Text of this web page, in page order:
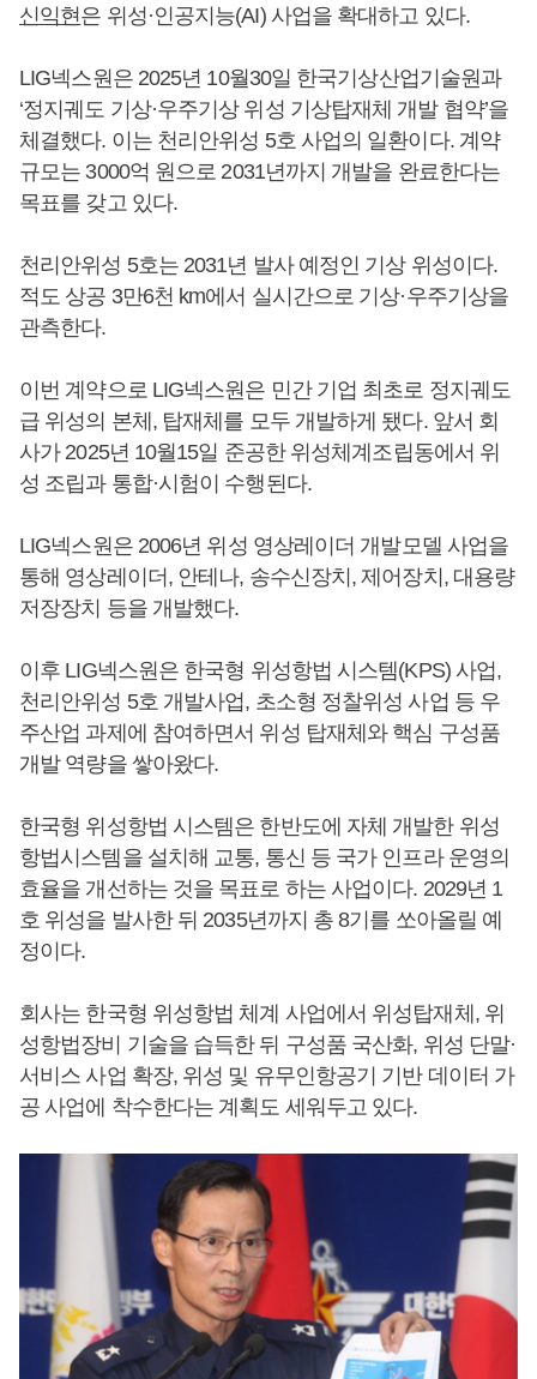
신익현은 위성·인공지능(AI) 사업을 확대하고 있다.
LIG넥스원은 2025년 10월30일 한국기상산업기술원과
‘정지궤도 기상·우주기상 위성 기상탑재체 개발 협약’을
체결했다. 이는 천리안위성 5호 사업의 일환이다. 계약
규모는 3000억 원으로 2031년까지 개발을 완료한다는
목표를 갖고 있다.
천리안위성 5호는 2031년 발사 예정인 기상 위성이다.
적도 상공 3만6천 km에서 실시간으로 기상·우주기상을
관측한다.
이번 계약으로 LIG넥스원은 민간 기업 최초로 정지궤도
급 위성의 본체, 탑재체를 모두 개발하게 됐다. 앞서 회
사가 2025년 10월15일 준공한 위성체계조립동에서 위
성 조립과 통합·시험이 수행된다.
LIG넥스원은 2006년 위성 영상레이더 개발모델 사업을
통해 영상레이더, 안테나, 송수신장치, 제어장치, 대용량
저장장치 등을 개발했다.
이후 LIG넥스원은 한국형 위성항법 시스템(KPS) 사업,
천리안위성 5호 개발사업, 초소형 정찰위성 사업 등 우
주산업 과제에 참여하면서 위성 탑재체와 핵심 구성품
개발 역량을 쌓아왔다.
한국형 위성항법 시스템은 한반도에 자체 개발한 위성
항법시스템을 설치해 교통, 통신 등 국가 인프라 운영의
효율을 개선하는 것을 목표로 하는 사업이다. 2029년 1
호 위성을 발사한 뒤 2035년까지 총 8기를 쏘아올릴 예
정이다.
회사는 한국형 위성항법 체계 사업에서 위성탑재체, 위
성항법장비 기술을 습득한 뒤 구성품 국산화, 위성 단말·
서비스 사업 확장, 위성 및 유무인항공기 기반 데이터 가
공 사업에 착수한다는 계획도 세워두고 있다.